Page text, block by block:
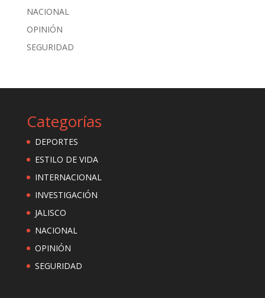
NACIONAL
OPINIÓN
SEGURIDAD
Categorías
DEPORTES
ESTILO DE VIDA
INTERNACIONAL
INVESTIGACIÓN
JALISCO
NACIONAL
OPINIÓN
SEGURIDAD